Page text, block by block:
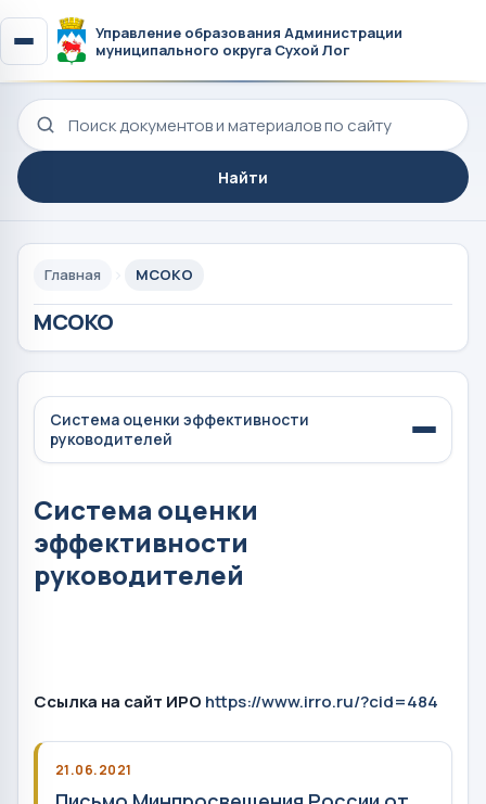
Управление образования Администрации
муниципального округа Сухой Лог
Поиск по сайту
Найти
Главная МСОКО
МСОКО
Система оценки эффективности
руководителей
Система оценки
эффективности
руководителей
Ссылка на сайт ИРО https://www.irro.ru/?cid=484
21.06.2021